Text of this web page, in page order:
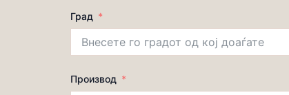
Град
Производ